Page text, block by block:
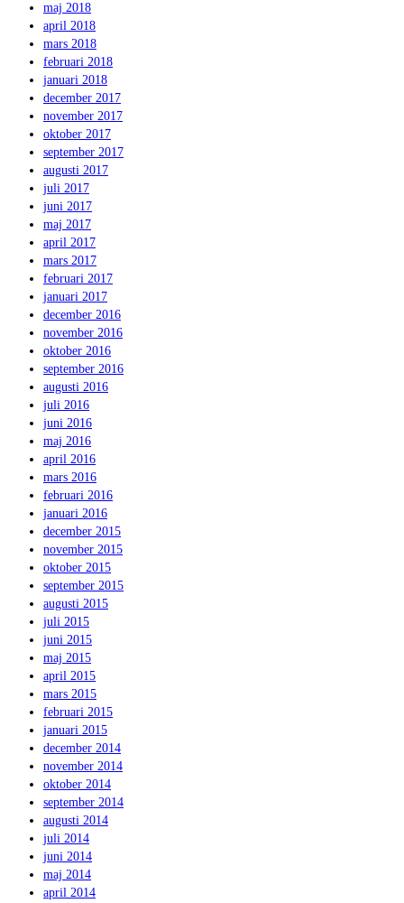
maj 2018
april 2018
mars 2018
februari 2018
januari 2018
december 2017
november 2017
oktober 2017
september 2017
augusti 2017
juli 2017
juni 2017
maj 2017
april 2017
mars 2017
februari 2017
januari 2017
december 2016
november 2016
oktober 2016
september 2016
augusti 2016
juli 2016
juni 2016
maj 2016
april 2016
mars 2016
februari 2016
januari 2016
december 2015
november 2015
oktober 2015
september 2015
augusti 2015
juli 2015
juni 2015
maj 2015
april 2015
mars 2015
februari 2015
januari 2015
december 2014
november 2014
oktober 2014
september 2014
augusti 2014
juli 2014
juni 2014
maj 2014
april 2014